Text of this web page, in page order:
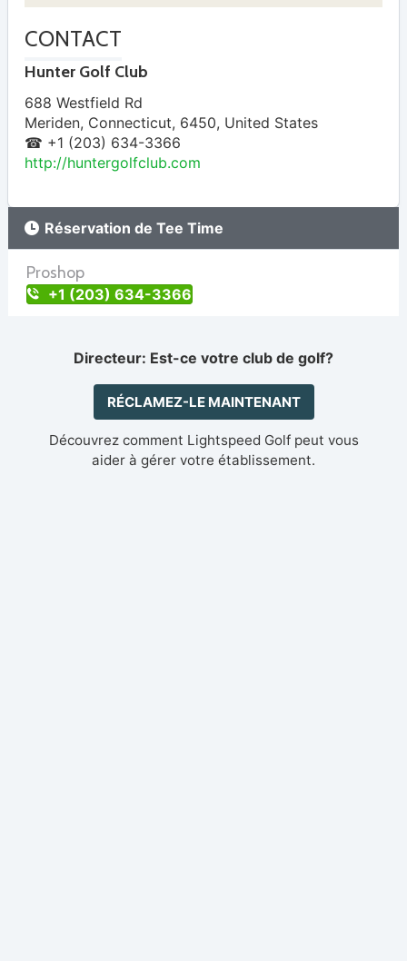
CONTACT
Hunter Golf Club
688 Westfield Rd
Meriden, Connecticut, 6450, United States
☎ +1 (203) 634-3366
http://huntergolfclub.com
Réservation de Tee Time
Proshop
+1 (203) 634-3366
Directeur: Est-ce votre club de golf?
RÉCLAMEZ-LE MAINTENANT
Découvrez comment Lightspeed Golf peut vous
aider à gérer votre établissement.